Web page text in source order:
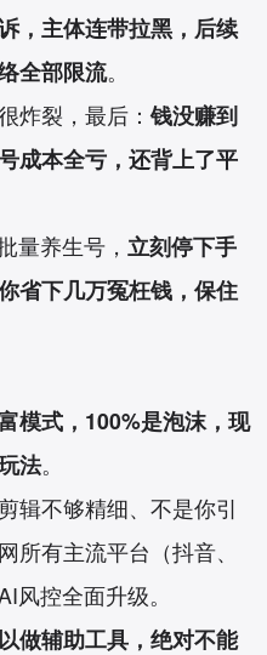
，主体连带拉黑，后续
全部限流。
炸裂，最后：钱没赚到
成本全亏，还背上了平
量养生号， 立刻停下手
省下几万冤枉钱，保住
模式，100%是泡沫，现
法。
辑不够精细、不是你引
所有主流平台（抖音、
风控全面升级。
做辅助工具，绝对不能